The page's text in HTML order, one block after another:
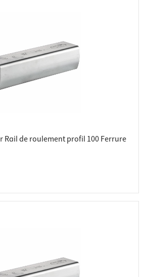
Rail de roulement profil 100 Ferrure